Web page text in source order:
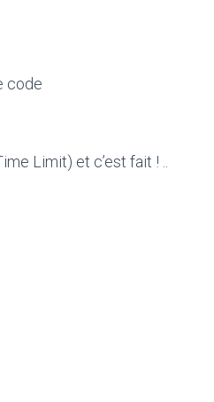
code
Limit) et c’est fait ! ..